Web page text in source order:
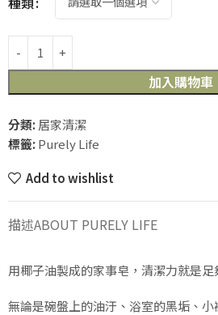
加入購物車
分類: 居家清潔
標籤: Purely Life
Add to wishlist
描述ABOUT PURELY LIFE
用椰子油製成的家事皂，清潔力就是足
無論是碗盤上的油汙、浴室的黑垢、